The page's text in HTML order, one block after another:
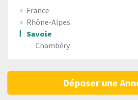
France
Rhône-Alpes
Savoie
Chambéry
Déposer une